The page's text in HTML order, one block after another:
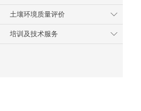
土壤环境质量评价
培训及技术服务